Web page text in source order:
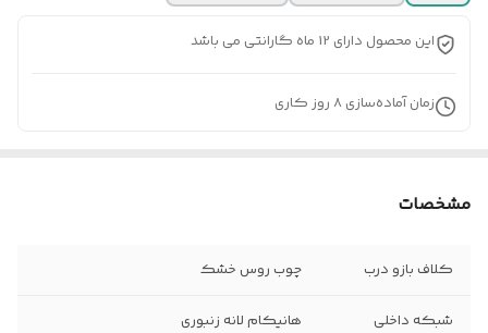
این محصول دارای 12 ماه گارانتی می باشد
زمان آماده‌سازی 8 روز کاری
مشخصات
کلاف بازو درب چوب روس خشک
شبکه داخلی هانیکام لانه زنبوری